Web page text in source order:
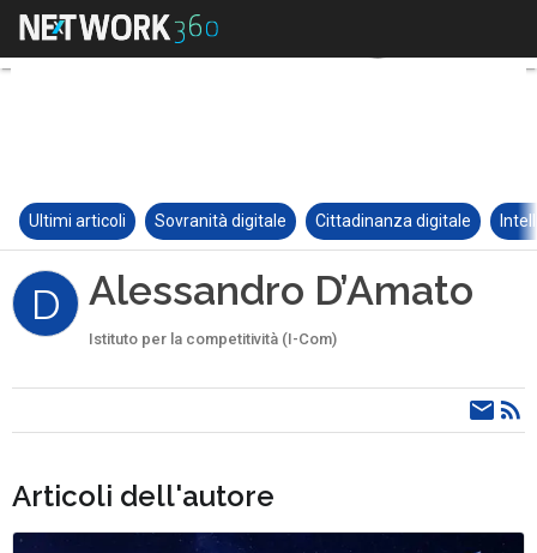
Ultimi articoli Sovranità digitale Cittadinanza digitale
D Alessandro D’Amato
Istituto per la competitività (I-Com)
Articoli dell'autore